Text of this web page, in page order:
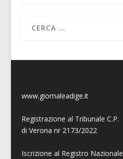
www.giornaleadige.it
Registrazione al Tribunale C.P.
di Verona nr 2173/2022
Iscrizione al Registro Nazionale